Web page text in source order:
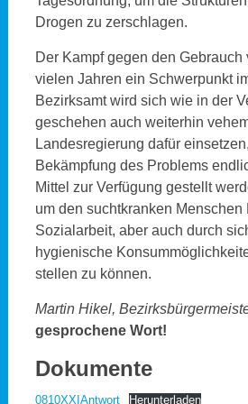
Drogen zu zerschlagen.
Der Kampf gegen den
vielen Jahren ein Schwerpunkt
Bezirksamt wird sich wie in der
geschehen auch weiterhin
Landesregierung dafür
Bekämpfung des Problems
Mittel zur Verfügung gestellt
um den suchtkranken Menschen
Sozialarbeit, aber auch durch
hygienische
stellen zu können.
Martin Hikel,
gesprochene Wort!
Dokumente
0810XXIAntwort Herunterladen